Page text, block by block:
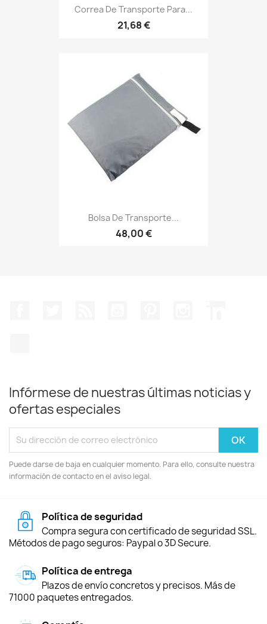
Correa De Transporte Para...
21,68 €
Bolsa De Transporte...
48,00 €
Infórmese de nuestras últimas noticias y
ofertas especiales
Puede darse de baja en cualquier momento. Para ello, consulte nuestra
información de contacto en el aviso legal.
Política de seguridad
Compra segura con certificado de seguridad SSL.
Métodos de pago seguros: Paypal o 3D Secure.
Política de entrega
Plazos de envío concretos y precisos. Más de
71000 paquetes entregados.